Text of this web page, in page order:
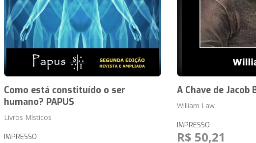
Como está constituído o ser
humano? PAPUS
Livros Místicos
IMPRESSO
A Chave de Jacob
William Law
IMPRESSO
R$ 50,21